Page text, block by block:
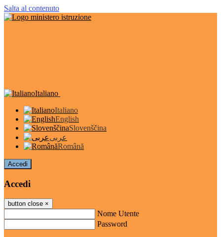
Salta al contenuto
Italiano
Italiano
English
Slovenščina
عربى
Română
Accedi
Accedi
button close ×
Nome Utente
Password